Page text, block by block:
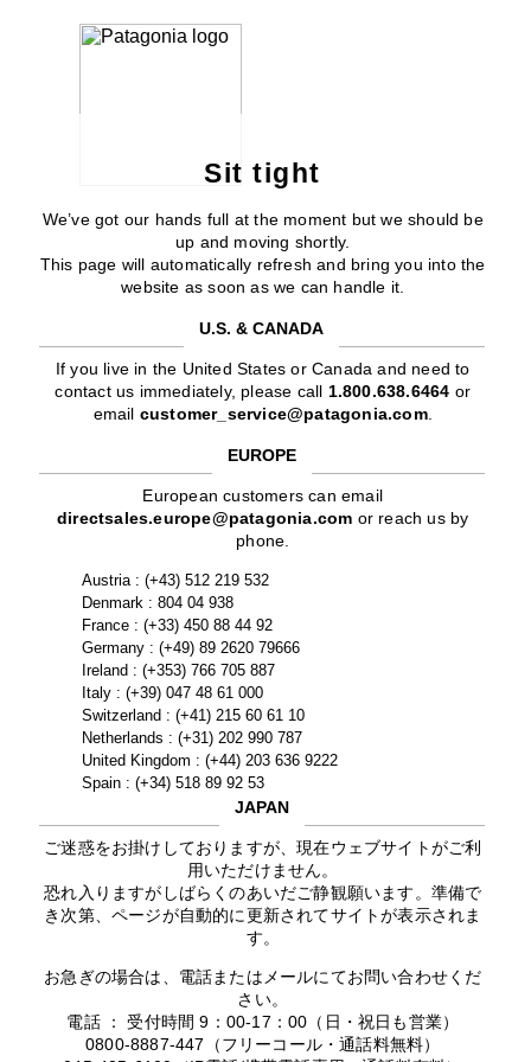
Sit tight
We’ve got our hands full at the moment but we should be
up and moving shortly.
This page will automatically refresh and bring you into the
website as soon as we can handle it.
U.S. & CANADA
If you live in the United States or Canada and need to
contact us immediately, please call 1.800.638.6464 or
email customer_service@patagonia.com.
EUROPE
European customers can email
directsales.europe@patagonia.com or reach us by
phone.
Austria : (+43) 512 219 532
Denmark : 804 04 938
France : (+33) 450 88 44 92
Germany : (+49) 89 2620 79666
Ireland : (+353) 766 705 887
Italy : (+39) 047 48 61 000
Switzerland : (+41) 215 60 61 10
Netherlands : (+31) 202 990 787
United Kingdom : (+44) 203 636 9222
Spain : (+34) 518 89 92 53
JAPAN
ご迷惑をお掛けしておりますが、現在ウェブサイトがご利
用いただけません。
恐れ入りますがしばらくのあいだご静観願います。準備で
き次第、ページが自動的に更新されてサイトが表示されま
す。
お急ぎの場合は、電話またはメールにてお問い合わせくだ
さい。
電話 ： 受付時間 9：00-17：00（日・祝日も営業）
0800-8887-447（フリーコール・通話料無料）